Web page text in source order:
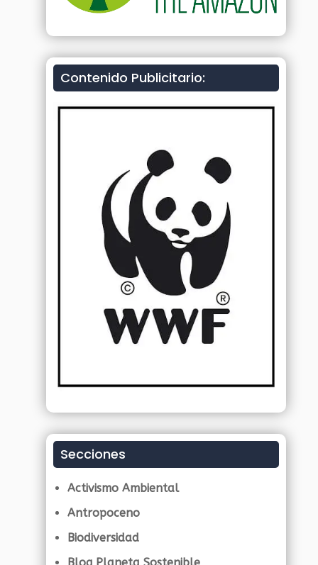
Contenido Publicitario:
Secciones
Activismo Ambiental
Antropoceno
Biodiversidad